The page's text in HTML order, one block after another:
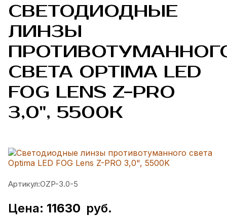
СВЕТОДИОДНЫЕ
ЛИНЗЫ
СВЕТА OPTIMA LED
FOG LENS Z-PRO
3,0", 5500K
Артикул:OZP-3.0-5
Цена: 11630 руб.